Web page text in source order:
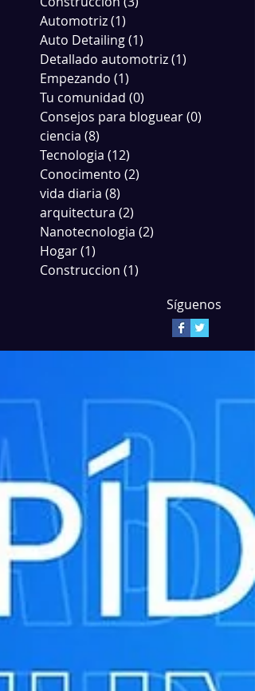
Automotriz(1)
Auto Detailing(1)
Detallado automotriz(1)
Empezando (1)
Tu comunidad (0)
Consejos para bloguear(0)
ciencia (8)
Tecnologia (12)
Conocimento (2)
vida diaria (8)
arquitectura (2)
Nanotecnologia (2)
Hogar(1)
Construccion (1)
Síguenos